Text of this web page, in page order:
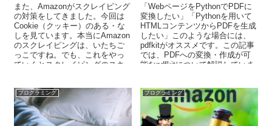
また、Amazonがスクレイピング
の対策をしてきました。今回は
Cookie（クッキー）のある・な
しを見ています。本当にAmazon
のスクレイピングは、いたちご
っこですね。でも、これをやっ
ていくとスクレイピングのスキ
ノですね。
「WebページをPythonでPDFに
変換したい」「Pythonを用いて
HTMLコンテンツからPDFを生成
したい」このような場合には、
pdfkitがオススメです。この記事
では、PDFへの変換・作成が可
能なpdfkitについて解説していま
プログラミング プログラミング